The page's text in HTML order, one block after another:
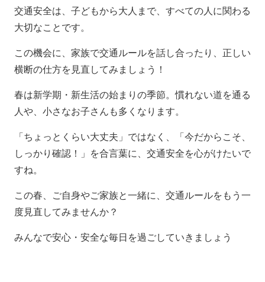
交通安全は、子どもから大人まで、すべての人に関わる
大切なことです。
この機会に、家族で交通ルールを話し合ったり、正しい
横断の仕方を見直してみましょう！
春は新学期・新生活の始まりの季節。慣れない道を通る
人や、小さなお子さんも多くなります。
「ちょっとくらい大丈夫」ではなく、「今だからこそ、
しっかり確認！」を合言葉に、交通安全を心がけたいで
すね。
この春、ご自身やご家族と一緒に、交通ルールをもう一
度見直してみませんか？
みんなで安心・安全な毎日を過ごしていきましょう